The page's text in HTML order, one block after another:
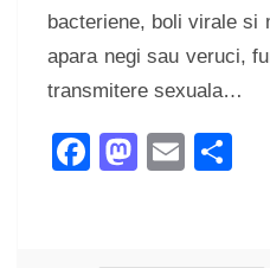
bacteriene, boli virale si
apara negi sau veruci,
transmitere sexuala…
Facebook
Email